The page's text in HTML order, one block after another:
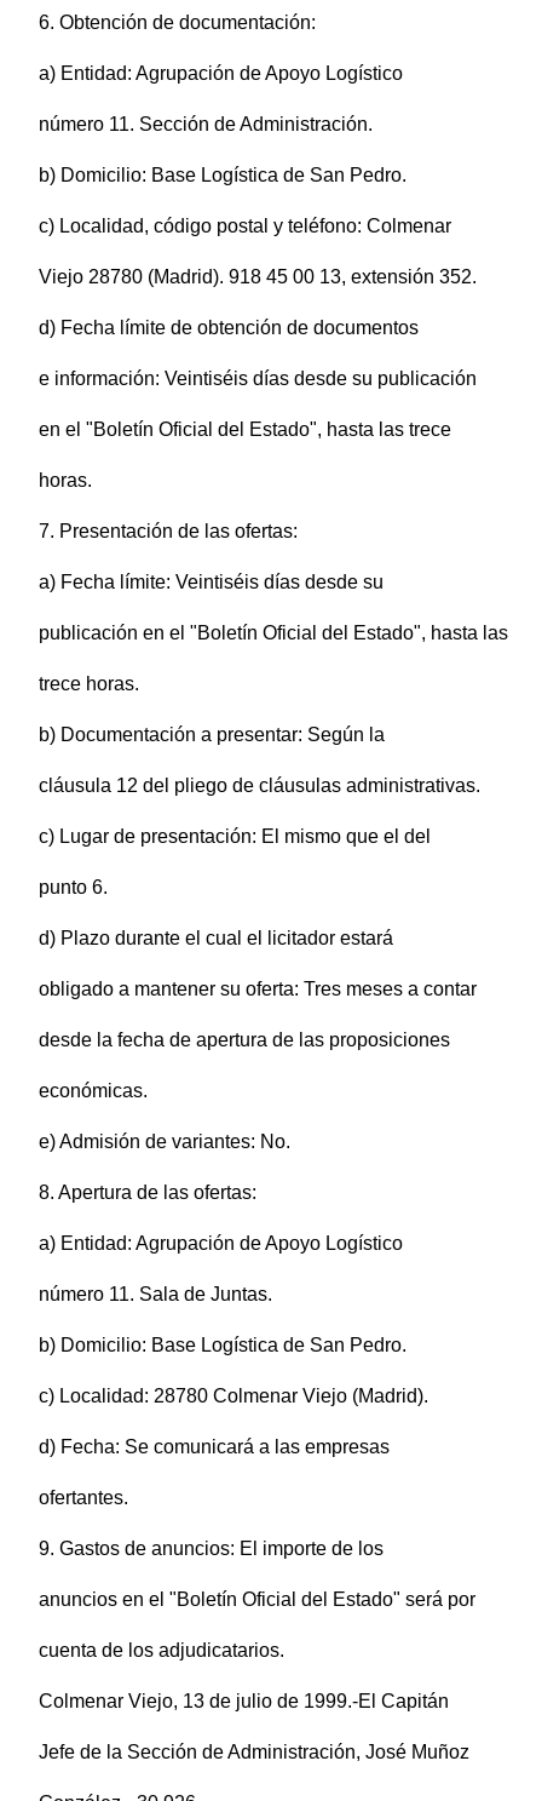
6. Obtención de documentación:
a) Entidad: Agrupación de Apoyo Logístico
número 11. Sección de Administración.
b) Domicilio: Base Logística de San Pedro.
c) Localidad, código postal y teléfono: Colmenar
Viejo 28780 (Madrid). 918 45 00 13, extensión 352.
d) Fecha límite de obtención de documentos
e información: Veintiséis días desde su publicación
en el "Boletín Oficial del Estado", hasta las trece
horas.
7. Presentación de las ofertas:
a) Fecha límite: Veintiséis días desde su
publicación en el "Boletín Oficial del Estado", hasta las
trece horas.
b) Documentación a presentar: Según la
cláusula 12 del pliego de cláusulas administrativas.
c) Lugar de presentación: El mismo que el del
punto 6.
d) Plazo durante el cual el licitador estará
obligado a mantener su oferta: Tres meses a contar
desde la fecha de apertura de las proposiciones
económicas.
e) Admisión de variantes: No.
8. Apertura de las ofertas:
a) Entidad: Agrupación de Apoyo Logístico
número 11. Sala de Juntas.
b) Domicilio: Base Logística de San Pedro.
c) Localidad: 28780 Colmenar Viejo (Madrid).
d) Fecha: Se comunicará a las empresas
ofertantes.
9. Gastos de anuncios: El importe de los
anuncios en el "Boletín Oficial del Estado" será por
cuenta de los adjudicatarios.
Colmenar Viejo, 13 de julio de 1999.-El Capitán
Jefe de la Sección de Administración, José Muñoz